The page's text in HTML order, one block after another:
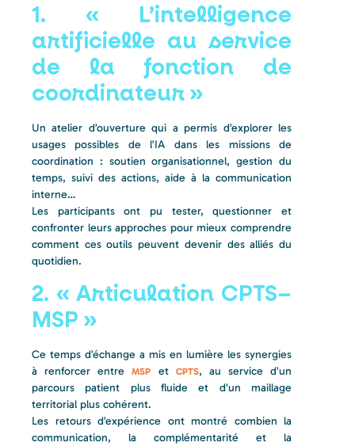
1. « L’intelligence
artificielle au service
de la fonction de
coordinateur »
Un atelier d’ouverture qui a permis d’explorer les
usages possibles de l’IA dans les missions de
coordination : soutien organisationnel, gestion du
temps, suivi des actions, aide à la communication
interne…
Les participants ont pu tester, questionner et
confronter leurs approches pour mieux comprendre
comment ces outils peuvent devenir des alliés du
quotidien.
2. « Articulation CPTS–
MSP »
Ce temps d’échange a mis en lumière les synergies
à renforcer entreMSP et CPTS, au service d’un
parcours patient plus fluide et d’un maillage
territorial plus cohérent.
Les retours d’expérience ont montré combien la
communication, la complémentarité et la